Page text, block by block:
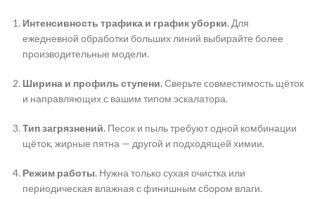
Интенсивность трафика и график уборки. Для
ежедневной обработки больших линий выбирайте более
производительные модели.
Ширина и профиль ступени.Сверьте совместимость щёток
и направляющих с вашим типом эскалатора.
Тип загрязнений. Песок и пыль требуют одной комбинации
щёток, жирные пятна — другой и подходящей химии.
Режим работы. Нужна только сухая очистка или
периодическая влажная с финишным сбором влаги.